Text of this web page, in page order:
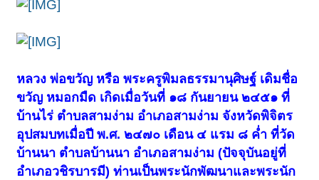
หลวง พ่อขวัญ หรือ พระครูพิมลธรรมานุศิษฐ์ เดิมชื่อ
ขวัญ หมอกมืด เกิดเมื่อวันที่ ๑๘ กันยายน ๒๔๕๑ ที่
บ้านไร่ ตำบลสามง่าม อำเภอสามง่าม จังหวัดพิจิตร
อุปสมบทเมื่อปี พ.ศ. ๒๔๗๐ เดือน ๔ แรม ๘ ค่ำ ที่วัด
บ้านนา ตำบลบ้านนา อำเภอสามง่าม (ปัจจุบันอยู่ที่
อำเภอวชิรบารมี) ท่านเป็นพระนักพัฒนาและพระนัก